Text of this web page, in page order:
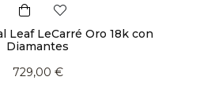
Leaf LeCarré Oro 18k con
Diamantes
729,00 €